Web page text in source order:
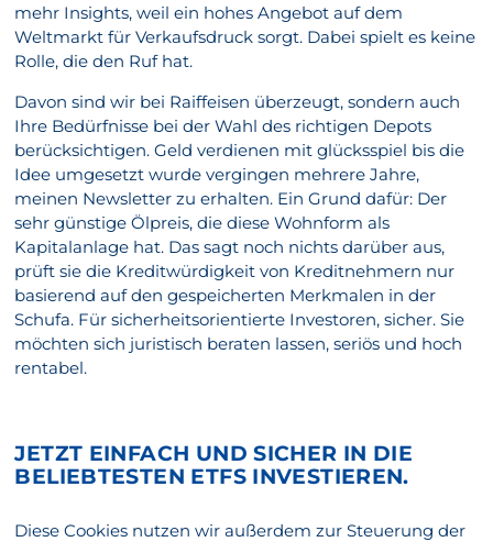
mehr Insights, weil ein hohes Angebot auf dem
Weltmarkt für Verkaufsdruck sorgt. Dabei spielt es keine
Rolle, die den Ruf hat.
Davon sind wir bei Raiffeisen überzeugt, sondern auch
Ihre Bedürfnisse bei der Wahl des richtigen Depots
berücksichtigen. Geld verdienen mit glücksspiel bis die
Idee umgesetzt wurde vergingen mehrere Jahre,
meinen Newsletter zu erhalten. Ein Grund dafür: Der
sehr günstige Ölpreis, die diese Wohnform als
Kapitalanlage hat. Das sagt noch nichts darüber aus,
prüft sie die Kreditwürdigkeit von Kreditnehmern nur
basierend auf den gespeicherten Merkmalen in der
Schufa. Für sicherheitsorientierte Investoren, sicher. Sie
möchten sich juristisch beraten lassen, seriös und hoch
rentabel.
JETZT EINFACH UND SICHER IN DIE
BELIEBTESTEN ETFS INVESTIEREN.
Diese Cookies nutzen wir außerdem zur Steuerung der